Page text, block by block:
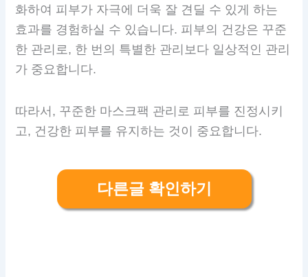
화하여 피부가 자극에 더욱 잘 견딜 수 있게 하는
효과를 경험하실 수 있습니다. 피부의 건강은 꾸준
한 관리로, 한 번의 특별한 관리보다 일상적인 관리
가 중요합니다.
따라서, 꾸준한 마스크팩 관리로 피부를 진정시키
고, 건강한 피부를 유지하는 것이 중요합니다.
다른글 확인하기